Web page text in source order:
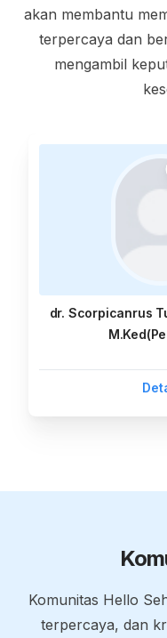
akan membantu
terpercaya dan
mengambil
dr. Scorpicanrus
Komunitas Hello
terpercaya, dan